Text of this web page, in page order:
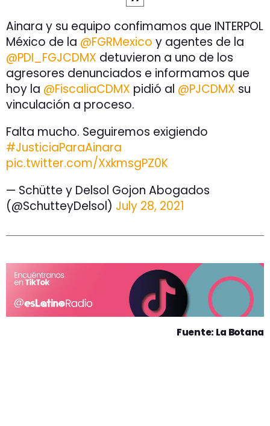
Ainara y su equipo confimamos que INTERPOL
México de la @FGRMexico y agentes de la
@PDI_FGJCDMX detuvieron a uno de los
agresores denunciados e informamos que
hoy la @FiscaliaCDMX pidió al @PJCDMX su
vinculación a proceso.
Falta mucho. Seguiremos exigiendo
#JusticiaParaAinara
pic.twitter.com/XxkmsgPZ0K
— Schütte y Delsol Gojon Abogados
(@SchutteyDelsol) July 28, 2021
Fuente: La Botana